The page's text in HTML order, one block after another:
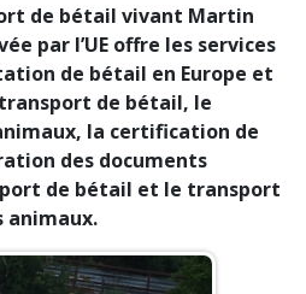
de bétail vivant Martin
par l’UE offre les services
de bétail en Europe et
de bétail, le
la certification de
des documents
de bétail et le transport
animaux.